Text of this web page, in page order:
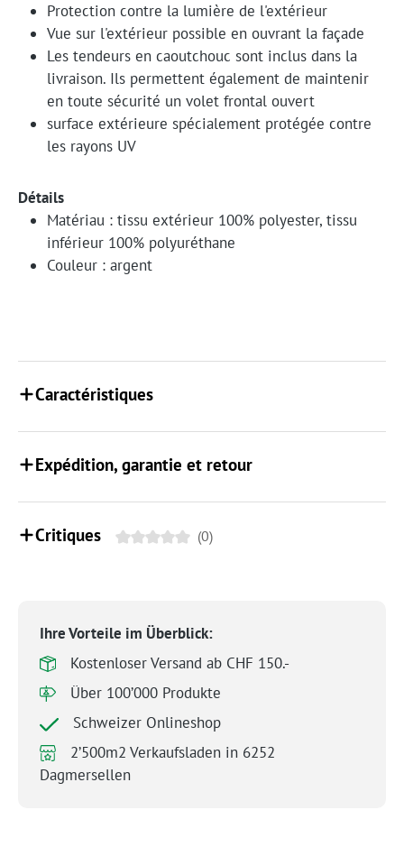
Protection contre la lumière de l'extérieur
Vue sur l'extérieur possible en ouvrant la façade
Les tendeurs en caoutchouc sont inclus dans la
livraison. Ils permettent également de maintenir
en toute sécurité un volet frontal ouvert
surface extérieure spécialement protégée contre
les rayons UV
Détails
Matériau : tissu extérieur 100% polyester, tissu
inférieur 100% polyuréthane
Couleur : argent
Caractéristiques
Expédition, garantie et retour
Critiques (0)
Ihre Vorteile im Überblick:
Kostenloser Versand ab CHF 150.-
Über 100’000 Produkte
Schweizer Onlineshop
2’500m2 Verkaufsladen in 6252
Dagmersellen